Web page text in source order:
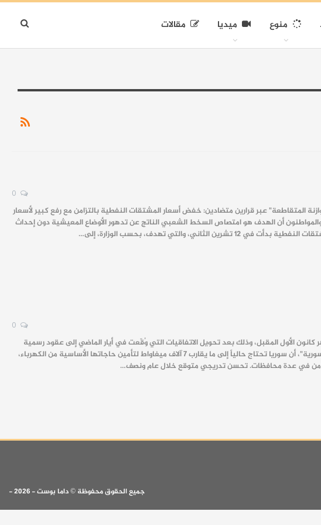
منوع ميديا مقالات
المتقاطعة" عبر قرارين متضادين: خفض أسعار المشتقات النفطية بالتزامن مع رفع كبير لأسعار
والمواطنون أن الهدف هو امتصاص السخط الشعبي الناتج عن تدهور الأوضاع المعيشية دون إحداث
تهدف، بحسب الوزارة، إلى…
الأول المقبل، وذلك بعد تحويل الاتفاقيات التي وُقّعت في أيار الماضي إلى عقود رسمية
وأعمال ميدانية. وأكد مدير الاتصال الحكومي في الوزارة، أحمد السليمان، في تصريح لقناة "الإخبارية السورية"، أن سوريا تحتاج حالياً إلى ما يقارب 7 آلاف ميغاواط لتأمين حاجاتها الأساسية من الكهرباء،
في عدة محافظات. تحسن تدريجي متوقع خلال عام ونصف…
جميع الحقوق محفوظة © داما بوست - 2026 -